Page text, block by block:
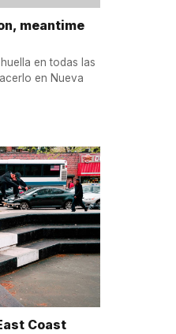
meantime
en todas las
en Nueva
Coast